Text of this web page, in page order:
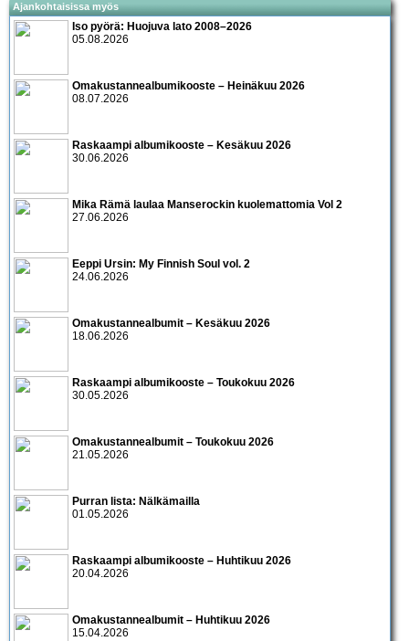
Ajankohtaisissa myös
Iso pyörä: Huojuva lato 2008–2026
05.08.2026
Omakustannealbumikooste – Heinäkuu 2026
08.07.2026
Raskaampi albumikooste – Kesäkuu 2026
30.06.2026
Mika Rämä laulaa Manserockin kuolemattomia Vol 2
27.06.2026
Eeppi Ursin: My Finnish Soul vol. 2
24.06.2026
Omakustannealbumit – Kesäkuu 2026
18.06.2026
Raskaampi albumikooste – Toukokuu 2026
30.05.2026
Omakustannealbumit – Toukokuu 2026
21.05.2026
Purran lista: Nälkämailla
01.05.2026
Raskaampi albumikooste – Huhtikuu 2026
20.04.2026
Omakustannealbumit – Huhtikuu 2026
15.04.2026